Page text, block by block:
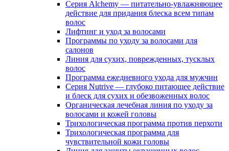
Серия Alchemy — питательно-увлажняющее
действие для придания блеска всем типам
волос
Лифтинг и уход за волосами
Программы по уходу за волосами для
салонов
Линия для сухих, поврежденных, тусклых
волос
Программа ежедневного ухода для мужчин
Серия Nutrive — глубоко питающее действие
и блеск для сухих и обезвоженных волос
Органическая лечебная линия по уходу за
волосами и кожей головы
Трихологическая программа против перхоти
Трихологическая программа для
чувствительной кожи головы